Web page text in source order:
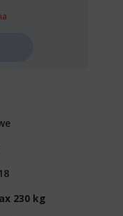
230 kg